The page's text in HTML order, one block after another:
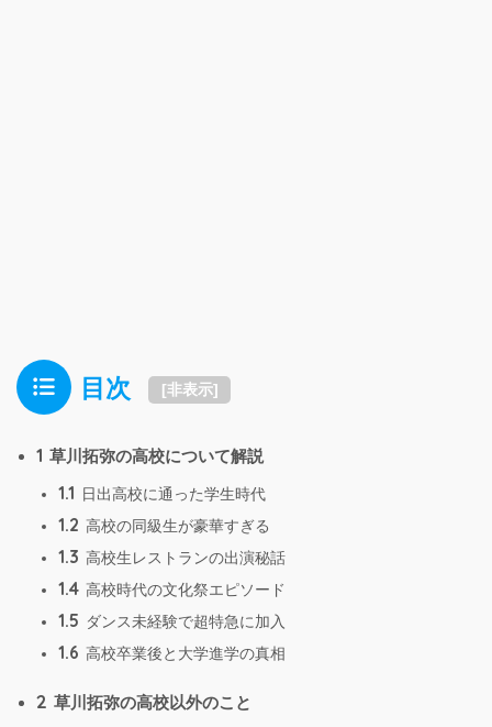
目次 [非表示]
1 草川拓弥の高校について解説
1.1 日出高校に通った学生時代
1.2 高校の同級生が豪華すぎる
1.3 高校生レストランの出演秘話
1.4 高校時代の文化祭エピソード
1.5 ダンス未経験で超特急に加入
1.6 高校卒業後と大学進学の真相
2 草川拓弥の高校以外のこと